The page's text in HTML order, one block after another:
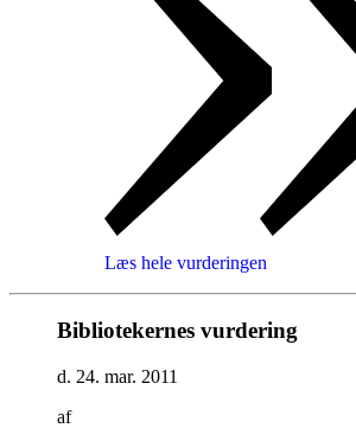
Læs hele vurderingen
Bibliotekernes vurdering
d. 24. mar. 2011
af